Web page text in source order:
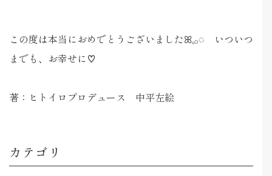
この度は本当におめでとうございましたꕤ𓈒𓂂◌ いついつ
までも、お幸せに♡
著：ヒトイロプロデュース 中平左絵
カテゴリ